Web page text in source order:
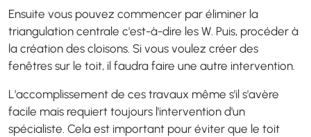
Ensuite vous pouvez commencer par éliminer la
triangulation centrale c'est-à-dire les W. Puis, procéder à
la création des cloisons. Si vous voulez créer des
fenêtres sur le toit, il faudra faire une autre intervention.
L'accomplissement de ces travaux même s'il s'avère
facile mais requiert toujours l'intervention d'un
spécialiste. Cela est important pour éviter que le toit